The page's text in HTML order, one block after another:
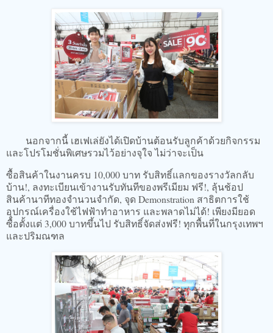
นอกจากนี้ เฮเฟเล่ยังได้เปิดบ้านต้อนรับลูกค้าด้วยกิจกรรม
และโปรโมชั่นพิเศษรวมไว้อย่างจุใจ ไม่ว่าจะเป็น
ซื้อสินค้าในงานครบ 10,000 บาท รับสิทธิ์แลกของรางวัลกลับ
บ้าน!, ลงทะเบียนเข้างานรับทันทีของพรีเมียม ฟรี!, ลุ้นช้อป
สินค้านาทีทองจำนวนจำกัด, จุด Demonstration สาธิตการใช้
อุปกรณ์เครื่องใช้ไฟฟ้าทำอาหาร และพลาดไม่ได้! เพียงมียอด
ซื้อตั้งแต่ 3,000 บาทขึ้นไป รับสิทธิ์จัดส่งฟรี! ทุกพื้นที่ในกรุงเทพฯ
และปริมณฑล